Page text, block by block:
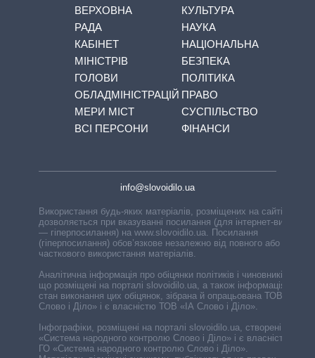
ВЕРХОВНА
РАДА
КАБІНЕТ
МІНІСТРІВ
ГОЛОВИ
ОБЛАДМІНІСТРАЦІЙ
МЕРИ МІСТ
ВСІ ПЕРСОНИ
КУЛЬТУРА
НАУКА
НАЦІОНАЛЬНА
БЕЗПЕКА
ПОЛІТИКА
ПРАВО
СУСПІЛЬСТВО
ФІНАНСИ
info@slovoidilo.ua
Використання будь-яких матеріалів, розміщених на сайті,
дозволяється при вказуванні посилання (для інтернет-видань
— гіперпосилання) на www.slovoidilo.ua. Посилання
(гіперпосилання) обов’язкове незалежно від повного або
часткового використання матеріалів.
Аналітична інформація про обіцянки політиків і чиновників,
що розміщені на порталі slovoidilo.ua, а також інформація про
стан виконання цих обіцянок, зібрана й опрацьована ТОВ «ІА
Слово і Діло» і є власністю ТОВ «ІА Слово і Діло».
Інфографіки, розміщені на порталі slovoidilo.ua, створені ГО
«Система народного контролю Слово і Діло» і є власністю
ГО «Система народного контролю Слово і Діло».